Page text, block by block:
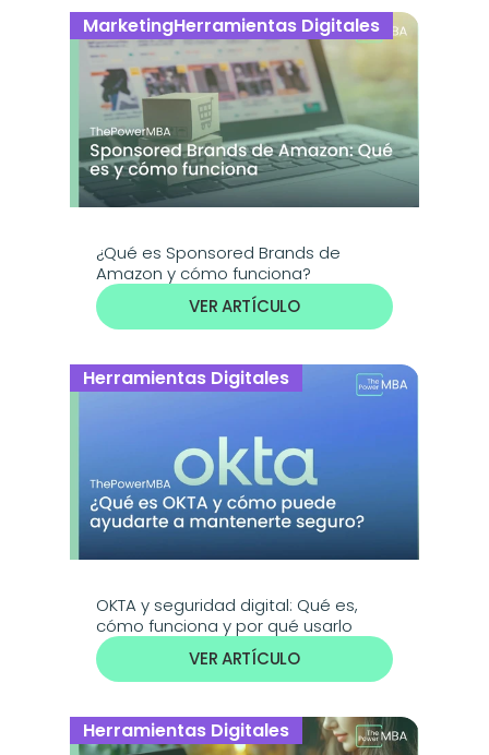
MarketingHerramientas Digitales
¿Qué es Sponsored Brands de
Amazon y cómo funciona?
VER ARTÍCULO
Herramientas Digitales
OKTA y seguridad digital: Qué es,
cómo funciona y por qué usarlo
VER ARTÍCULO
Herramientas Digitales